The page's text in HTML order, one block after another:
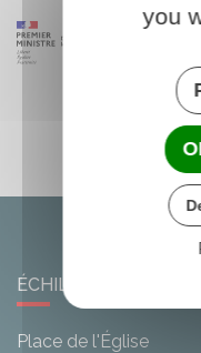
ÉCHILLEUSES
Place de l'Église
you